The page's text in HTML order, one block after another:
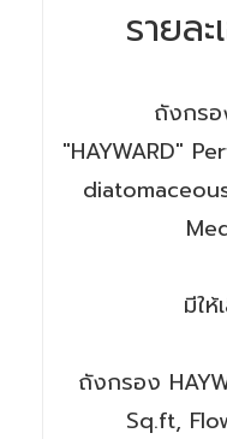
รายล
ถังกรอ
"HAYWARD"
มีใ
ถังกรอง
Sq.ft,